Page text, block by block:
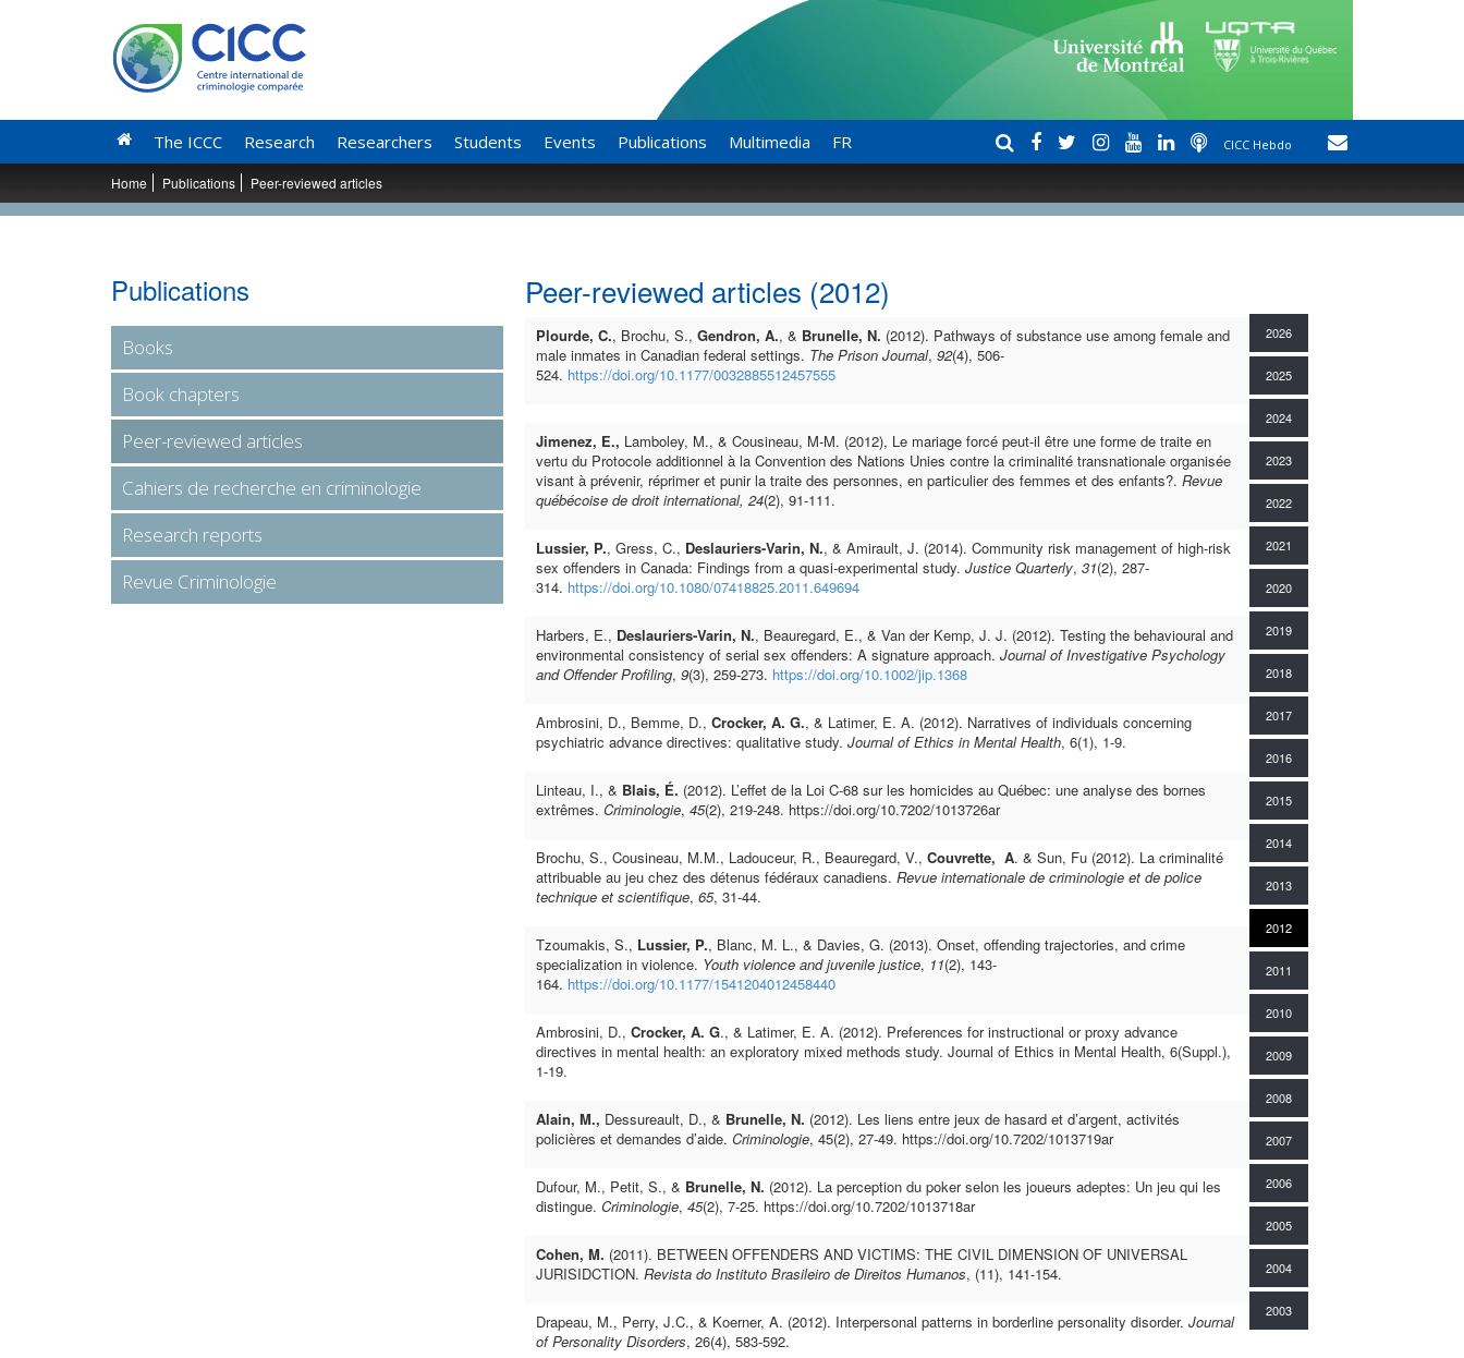
The ICCC Research Researchers Students Events Publications Multimedia FR CICC Hebdo
Home Publications Peer-reviewed articles
Publications
Books
Book chapters
Peer-reviewed articles
Cahiers de recherche en criminologie
Research reports
Revue Criminologie
Peer-reviewed articles (2012)
Plourde, C., Brochu, S., Gendron, A., & Brunelle, N. (2012). Pathways of substance use among female and
male inmates in Canadian federal settings. The Prison Journal, 92(4), 506-
524. https://doi.org/10.1177/0032885512457555
Jimenez, E., Lamboley, M., & Cousineau, M-M. (2012), Le mariage forcé peut-il être une forme de traite en
vertu du Protocole additionnel à la Convention des Nations Unies contre la criminalité transnationale organisée
visant à prévenir, réprimer et punir la traite des personnes, en particulier des femmes et des enfants?. Revue
québécoise de droit international, 24(2), 91-111.
Lussier, P., Gress, C., Deslauriers-Varin, N., & Amirault, J. (2014). Community risk management of high-risk
sex offenders in Canada: Findings from a quasi-experimental study. Justice Quarterly, 31(2), 287-
314. https://doi.org/10.1080/07418825.2011.649694
Harbers, E., Deslauriers‐Varin, N., Beauregard, E., & Van der Kemp, J. J. (2012). Testing the behavioural and
environmental consistency of serial sex offenders: A signature approach. Journal of Investigative Psychology
and Offender Profiling, 9(3), 259-273. https://doi.org/10.1002/jip.1368
Ambrosini, D., Bemme, D., Crocker, A. G., & Latimer, E. A. (2012). Narratives of individuals concerning
psychiatric advance directives: qualitative study. Journal of Ethics in Mental Health, 6(1), 1-­9.
Linteau, I., & Blais, É. (2012). L’effet de la Loi C-68 sur les homicides au Québec: une analyse des bornes
extrêmes. Criminologie, 45(2), 219-248. https://doi.org/10.7202/1013726ar
Brochu, S., Cousineau, M.M., Ladouceur, R., Beauregard, V., Couvrette, A. & Sun, Fu (2012). La criminalité
attribuable au jeu chez des détenus fédéraux canadiens. Revue internationale de criminologie et de police
technique et scientifique, 65, 31‐44.
Tzoumakis, S., Lussier, P., Blanc, M. L., & Davies, G. (2013). Onset, offending trajectories, and crime
specialization in violence. Youth violence and juvenile justice, 11(2), 143-
164. https://doi.org/10.1177/1541204012458440
Ambrosini, D., Crocker, A. G., & Latimer, E. A. (2012). Preferences for instructional or proxy advance
directives in mental health: an exploratory mixed methods study. Journal of Ethics in Mental Health, 6(Suppl.),
1-­19.
Alain, M., Dessureault, D., & Brunelle, N. (2012). Les liens entre jeux de hasard et d’argent, activités
policières et demandes d’aide. Criminologie, 45(2), 27-49. https://doi.org/10.7202/1013719ar
Dufour, M., Petit, S., & Brunelle, N. (2012). La perception du poker selon les joueurs adeptes: Un jeu qui les
distingue. Criminologie, 45(2), 7-25. https://doi.org/10.7202/1013718ar
Cohen, M. (2011). BETWEEN OFFENDERS AND VICTIMS: THE CIVIL DIMENSION OF UNIVERSAL
JURISIDCTION. Revista do Instituto Brasileiro de Direitos Humanos, (11), 141-154.
Drapeau, M., Perry, J.C., & Koerner, A. (2012). Interpersonal patterns in borderline personality disorder. Journal
of Personality Disorders, 26(4), 583-592.
2026
2025
2024
2023
2022
2021
2020
2019
2018
2017
2016
2015
2014
2013
2012
2011
2010
2009
2008
2007
2006
2005
2004
2003